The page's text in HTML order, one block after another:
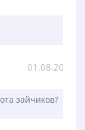
01.08.2023
зайчиков?